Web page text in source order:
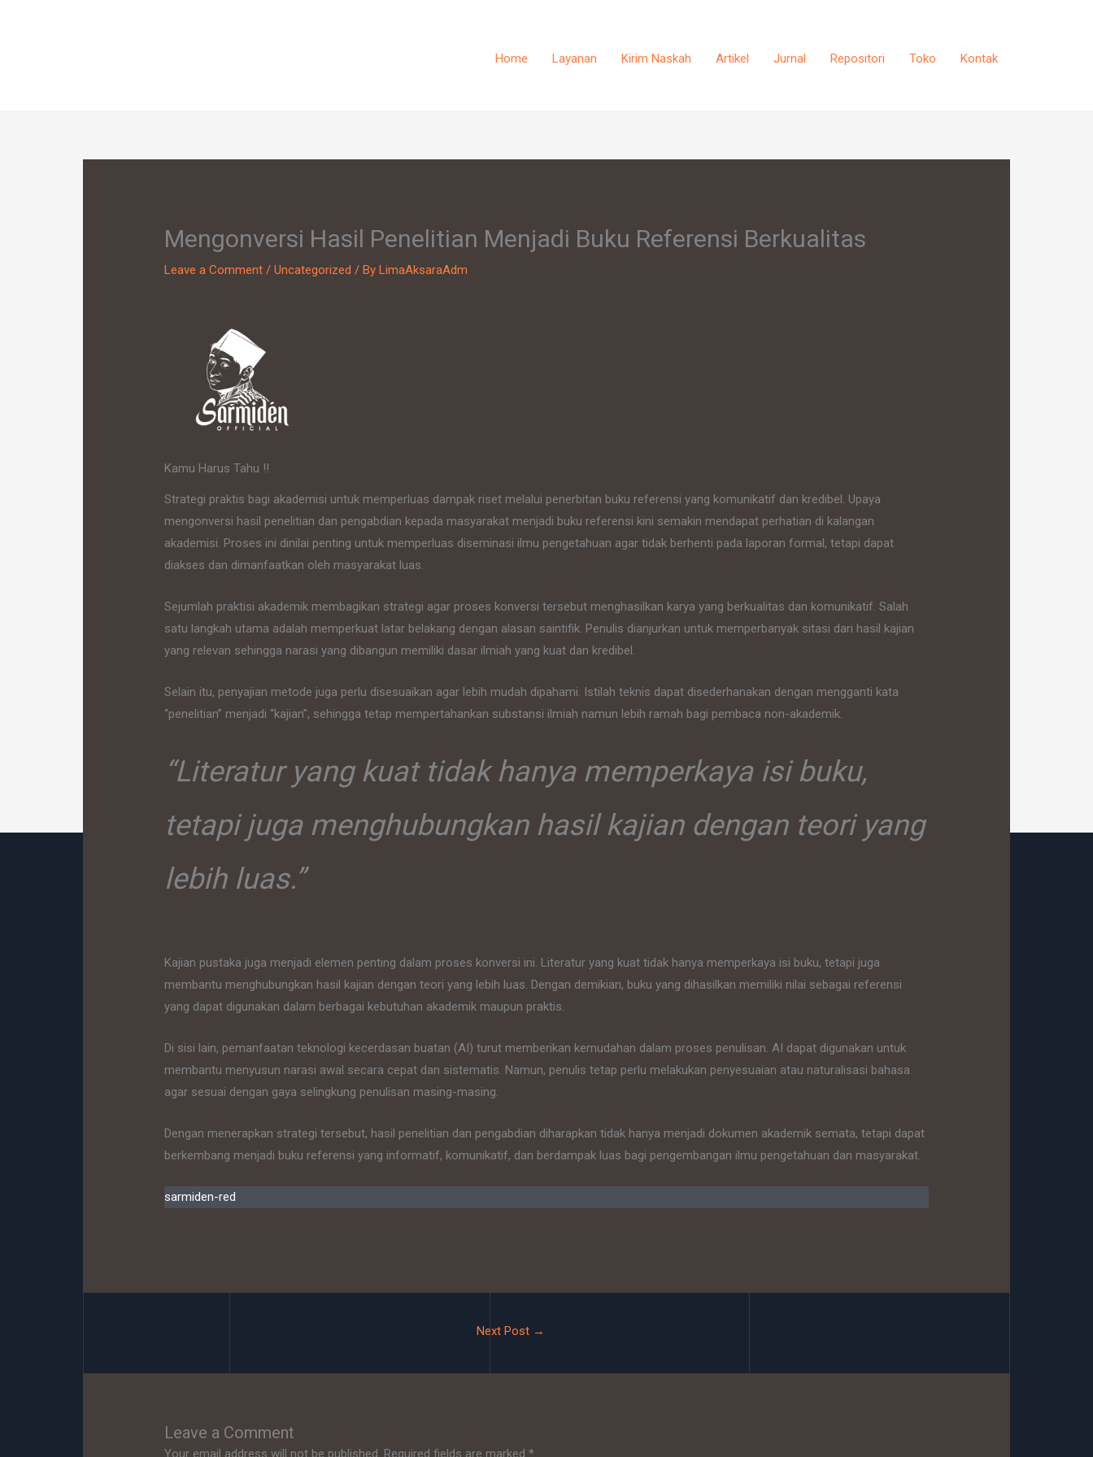
Home Layanan Kirim Naskah Artikel Jurnal Repositori Toko Kontak
Mengonversi Hasil Penelitian Menjadi Buku Referensi Berkualitas
Leave a Comment /Uncategorized / ByLimaAksaraAdm
Kamu Harus Tahu !!
Strategi praktis bagi akademisi untuk memperluas dampak riset melalui penerbitan buku referensi yang komunikatif dan kredibel. Upaya
mengonversi hasil penelitian dan pengabdian kepada masyarakat menjadi buku referensi kini semakin mendapat perhatian di kalangan
akademisi. Proses ini dinilai penting untuk memperluas diseminasi ilmu pengetahuan agar tidak berhenti pada laporan formal, tetapi dapat
diakses dan dimanfaatkan oleh masyarakat luas.
Sejumlah praktisi akademik membagikan strategi agar proses konversi tersebut menghasilkan karya yang berkualitas dan komunikatif. Salah
satu langkah utama adalah memperkuat latar belakang dengan alasan saintifik. Penulis dianjurkan untuk memperbanyak sitasi dari hasil kajian
yang relevan sehingga narasi yang dibangun memiliki dasar ilmiah yang kuat dan kredibel.
Selain itu, penyajian metode juga perlu disesuaikan agar lebih mudah dipahami. Istilah teknis dapat disederhanakan dengan mengganti kata
“penelitian” menjadi “kajian”, sehingga tetap mempertahankan substansi ilmiah namun lebih ramah bagi pembaca non-akademik.
“Literatur yang kuat tidak hanya memperkaya isi buku,
tetapi juga menghubungkan hasil kajian dengan teori yang
lebih luas.”
Kajian pustaka juga menjadi elemen penting dalam proses konversi ini. Literatur yang kuat tidak hanya memperkaya isi buku, tetapi juga
membantu menghubungkan hasil kajian dengan teori yang lebih luas. Dengan demikian, buku yang dihasilkan memiliki nilai sebagai referensi
yang dapat digunakan dalam berbagai kebutuhan akademik maupun praktis.
Di sisi lain, pemanfaatan teknologi kecerdasan buatan (AI) turut memberikan kemudahan dalam proses penulisan. AI dapat digunakan untuk
membantu menyusun narasi awal secara cepat dan sistematis. Namun, penulis tetap perlu melakukan penyesuaian atau naturalisasi bahasa
agar sesuai dengan gaya selingkung penulisan masing-masing.
Dengan menerapkan strategi tersebut, hasil penelitian dan pengabdian diharapkan tidak hanya menjadi dokumen akademik semata, tetapi dapat
berkembang menjadi buku referensi yang informatif, komunikatif, dan berdampak luas bagi pengembangan ilmu pengetahuan dan masyarakat.
sarmiden-red
Next Post →
Leave a Comment
Your email address will not be published. Required fields are marked*